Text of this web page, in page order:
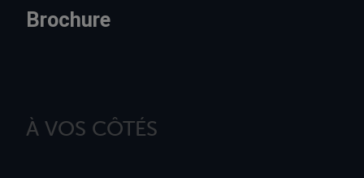
Brochure
À VOS CÔTÉS